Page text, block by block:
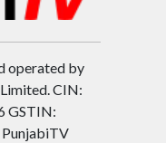
operated by
CIN:
GSTIN: